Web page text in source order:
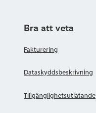
Bra att veta
Fakturering
Dataskyddsbeskrivning
Tillgänglighetsutlåtande